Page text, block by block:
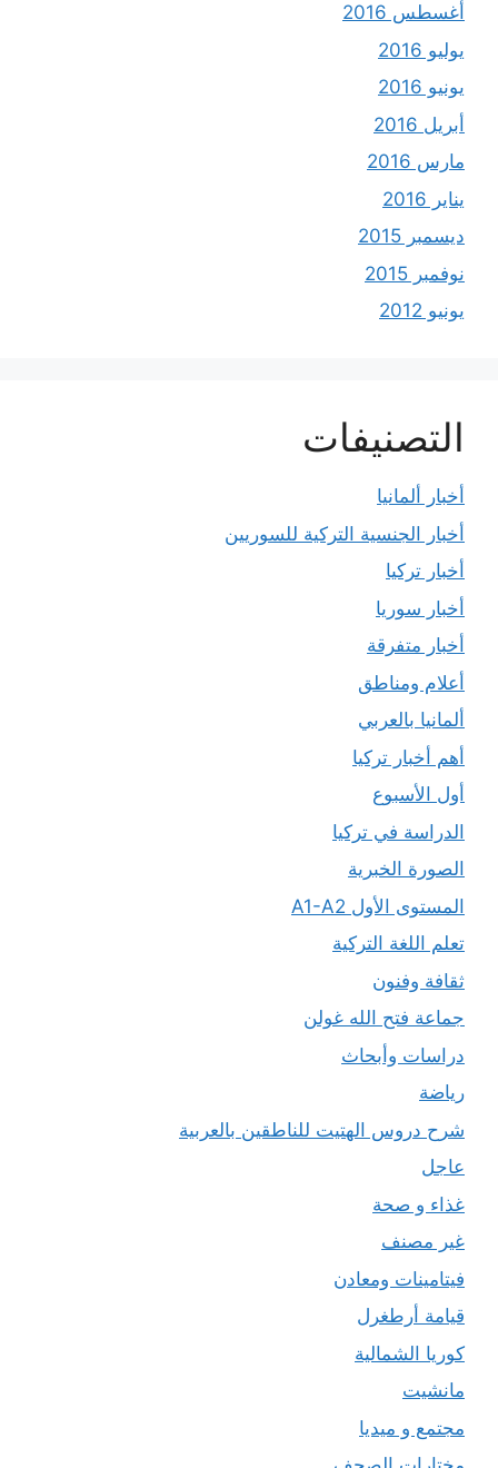
أغسطس 2016
يوليو 2016
يونيو 2016
أبريل 2016
مارس 2016
يناير 2016
ديسمبر 2015
نوفمبر 2015
يونيو 2012
التصنيفات
أخبار ألمانيا
أخبار الجنسية التركية للسوريين
أخبار تركيا
أخبار سوريا
أخبار متفرقة
أعلام ومناطق
ألمانيا بالعربي
أهم أخبار تركيا
أول الأسبوع
الدراسة في تركيا
الصورة الخبرية
المستوى الأول A1-A2
تعلم اللغة التركية
ثقافة وفنون
جماعة فتح الله غولن
دراسات وأبحاث
رياضة
شرح دروس الهتيت للناطقين بالعربية
عاجل
غذاء و صحة
غير مصنف
فيتامينات ومعادن
قيامة أرطغرل
كوريا الشمالية
مانشيت
مجتمع و ميديا